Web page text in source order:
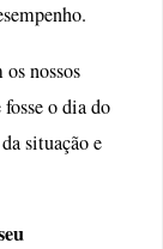
nossos
o dia do
situação e